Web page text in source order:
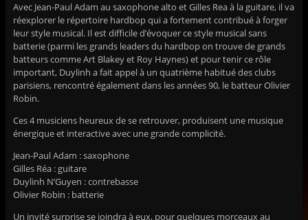
Avec Jean-Paul Adam au saxophone alto et Gilles Rea à la guitare, il va
réexplorer le répertoire hardbop qui a fortement contribué à forger
leur style musical. Il est difficile d’évoquer ce style musical sans
batterie (parmi les grands leaders du hardbop on trouve de grands
batteurs comme Art Blakey et Roy Haynes) et pour tenir ce rôle
important, Duylinh a fait appel à un quatrième habitué des clubs
parisiens, rencontré également dans les années 90, le batteur Olivier
Robin.
Ces 4 musiciens heureux de se retrouver, produisent une musique
énergique et interactive avec une grande complicité.
Jean-Paul Adam : saxophone
Gilles Réa : guitare
Duylinh N’Guyen : contrebasse
Olivier Robin : batterie
Un invité surprise se joindra à eux, pour quelques morceaux au